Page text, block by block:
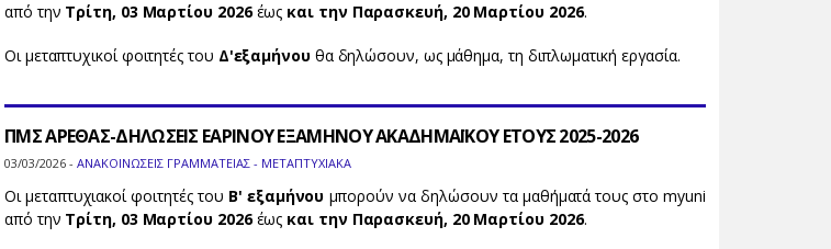
από την Τρίτη, 03 Μαρτίου 2026έως και την Παρασκευή, 20 Μαρτίου 2026.
Οι μεταπτυχικοί φοιτητές του Δ'εξαμήνουθα δηλώσουν, ως μάθημα, τη διπλωματική εργασία.
ΠΜΣ ΑΡΕΘΑΣ-ΔΗΛΩΣΕΙΣ ΕΑΡΙΝΟΥ ΕΞΑΜΗΝΟΥ ΑΚΑΔΗΜΑΪΚΟΥ ΕΤΟΥΣ 2025-2026
03/03/2026 - ΑΝΑΚΟΙΝΩΣΕΙΣ ΓΡΑΜΜΑΤΕΙΑΣ - ΜΕΤΑΠΤΥΧΙΑΚΑ
Οι μεταπτυχιακοί φοιτητές του Β' εξαμήνου μπορούν να δηλώσουν τα μαθήματά τους στο myuni
από την Τρίτη, 03 Μαρτίου 2026έως και την Παρασκευή, 20 Μαρτίου 2026.